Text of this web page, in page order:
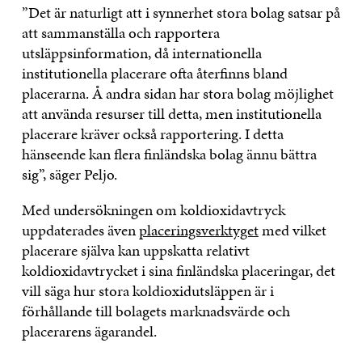
”Det är naturligt att i synnerhet stora bolag satsar på
att sammanställa och rapportera
utsläppsinformation, då internationella
institutionella placerare ofta återfinns bland
placerarna. Å andra sidan har stora bolag möjlighet
att använda resurser till detta, men institutionella
placerare kräver också rapportering. I detta
hänseende kan flera finländska bolag ännu bättra
sig”, säger Peljo.
Med undersökningen om koldioxidavtryck
uppdaterades ävenplaceringsverktygetmed vilket
placerare själva kan uppskatta relativt
koldioxidavtrycket i sina finländska placeringar, det
vill säga hur stora koldioxidutsläppen är i
förhållande till bolagets marknadsvärde och
placerarens ägarandel.